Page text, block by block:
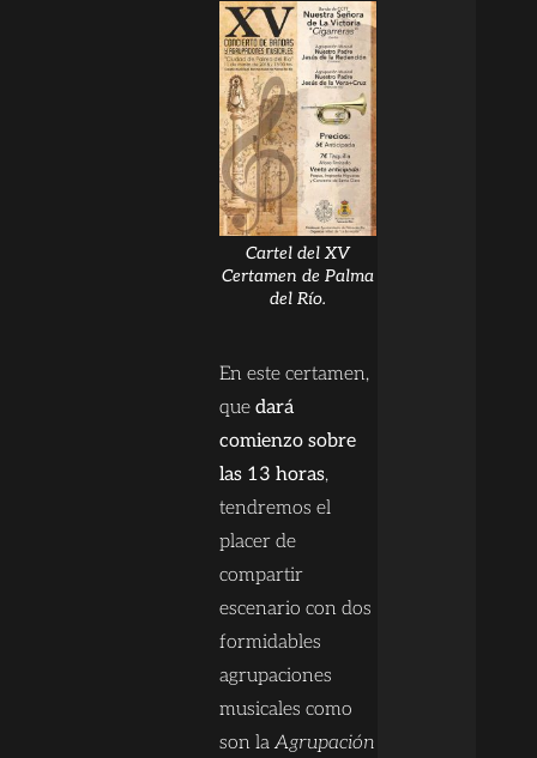
Cartel del XV
Certamen de Palma
del Río.
En este certamen,
quedará
comienzo sobre
las 13 horas,
tendremos el
placer de
compartir
escenario con dos
formidables
agrupaciones
musicales como
son laAgrupación